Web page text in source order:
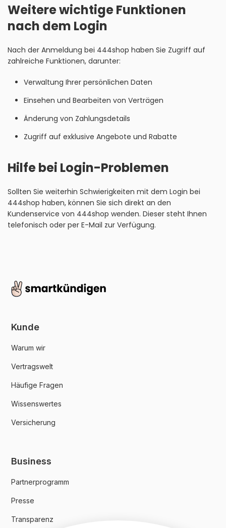
Weitere wichtige Funktionen
nach dem Login
Nach der Anmeldung bei 444shop haben Sie Zugriff auf
zahlreiche Funktionen, darunter:
Verwaltung Ihrer persönlichen Daten
Einsehen und Bearbeiten von Verträgen
Änderung von Zahlungsdetails
Zugriff auf exklusive Angebote und Rabatte
Hilfe bei Login-Problemen
Sollten Sie weiterhin Schwierigkeiten mit dem Login bei
444shop haben, können Sie sich direkt an den
Kundenservice von 444shop wenden. Dieser steht Ihnen
telefonisch oder per E-Mail zur Verfügung.
Kunde
Warum wir
Vertragswelt
Häufige Fragen
Wissenswertes
Versicherung
Business
Partnerprogramm
Presse
Transparenz